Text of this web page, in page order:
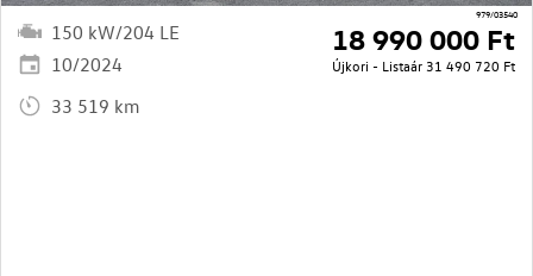
979/03540
150 kW/204 LE
10/2024
33 519 km
18 990 000 Ft
Újkori - Listaár 31 490 720 Ft